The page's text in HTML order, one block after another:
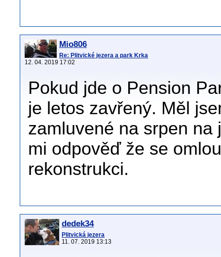
Mio806
Re: Plitvické jezera a park Krka
12. 04. 2019 17:02
Pokud jde o Pension
je letos zavřený. Měl
zamluvené na srpen
mi odpověď že se
rekonstrukci.
dedek34
Plitvická jezera
11. 07. 2019 13:13